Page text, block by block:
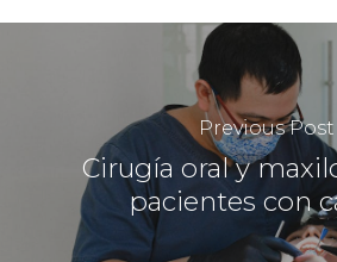
Previous Post
Cirugía oral y
pacientes con